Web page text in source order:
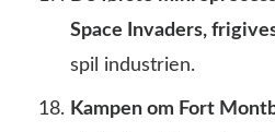
Space Invaders,
spil industrien.
Kampen om Fort